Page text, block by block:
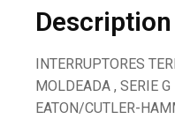
Description
INTERRUPTORES
MOLDEADA , SERIE
EATON/CUTLER-